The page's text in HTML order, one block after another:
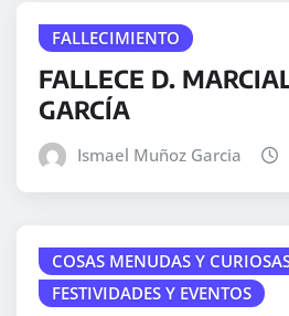
FALLECIMIENTO
FALLECE D.
GARCÍA
Ismael Muñoz Garcia
COSAS MENUDAS Y
FESTIVIDADES Y EVENTOS